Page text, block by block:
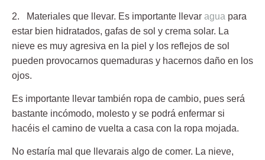
2. Materiales que llevar. Es importante llevar agua para
estar bien hidratados, gafas de sol y crema solar. La
nieve es muy agresiva en la piel y los reflejos de sol
pueden provocarnos quemaduras y hacernos daño en los
ojos.
Es importante llevar también ropa de cambio, pues será
bastante incómodo, molesto y se podrá enfermar si
hacéis el camino de vuelta a casa con la ropa mojada.
No estaría mal que llevarais algo de comer. La nieve,